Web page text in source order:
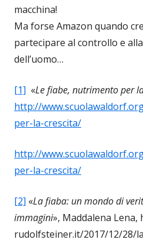
macchina!
Ma forse Amazon quando
partecipare al controllo e
dell’uomo…
[1] «Le fiabe, nutrimento per
http://
per-la-crescita/
http://
per-la-crescita/
[2] «La fiaba: un mondo di
immagini», Maddalena
rudolfsteiner.it/2017/12/28/